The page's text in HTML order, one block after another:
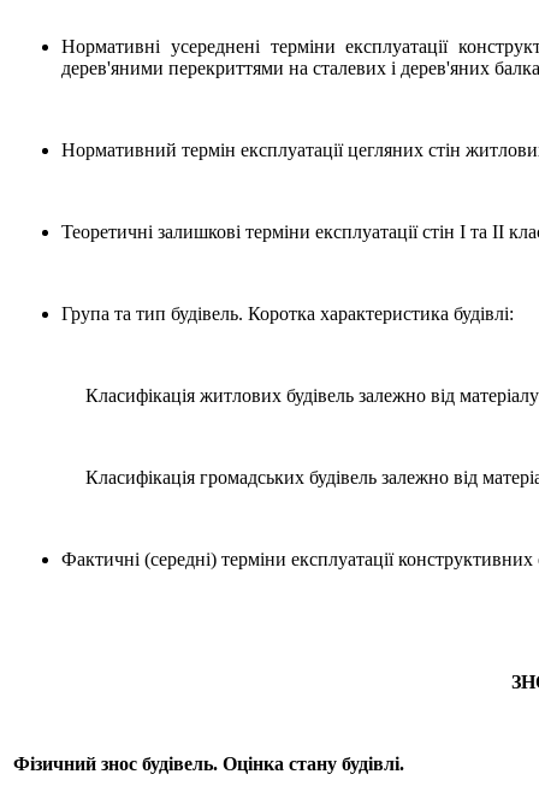
Нормативні усереднені терміни експлуатації
дерев'яними перекриттями на сталевих і дерев'яних
Нормативний термін експлуатації цегляних стін
Теоретичні залишкові терміни експлуатації стін I та II
Група та тип будівель. Коротка характеристика будівлі:
Класифікація житлових будівель залежно від матеріалу
Класифікація громадських будівель залежно від
Фактичні (середні) терміни експлуатації
Фізичний знос будівель. Оцінка стану будівлі.